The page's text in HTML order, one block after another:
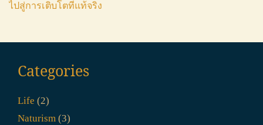
ไปสู่การเติบโตที่แท้จริง
Categories
Life (2)
Naturism (3)